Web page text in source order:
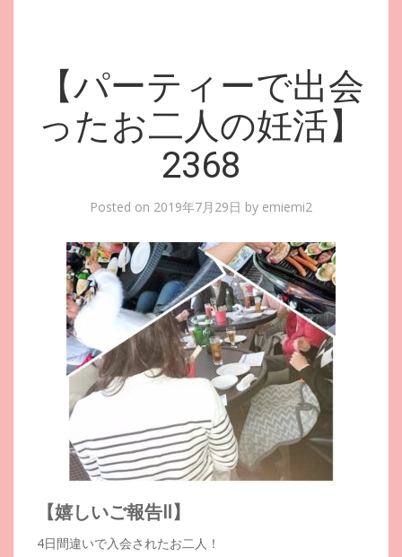
【パーティーで出会
ったお二人の妊活】
2368
Posted on 2019年7月29日 by emiemi2
【嬉しいご報告Ⅱ】
4日間違いで入会されたお二人！